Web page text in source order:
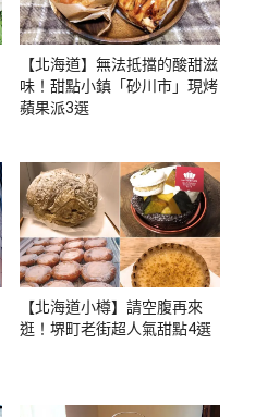
【北海道】無法抵擋的酸甜滋
味！甜點小鎮「砂川市」現烤
蘋果派3選
【北海道小樽】請空腹再來
逛！堺町老街超人氣甜點4選